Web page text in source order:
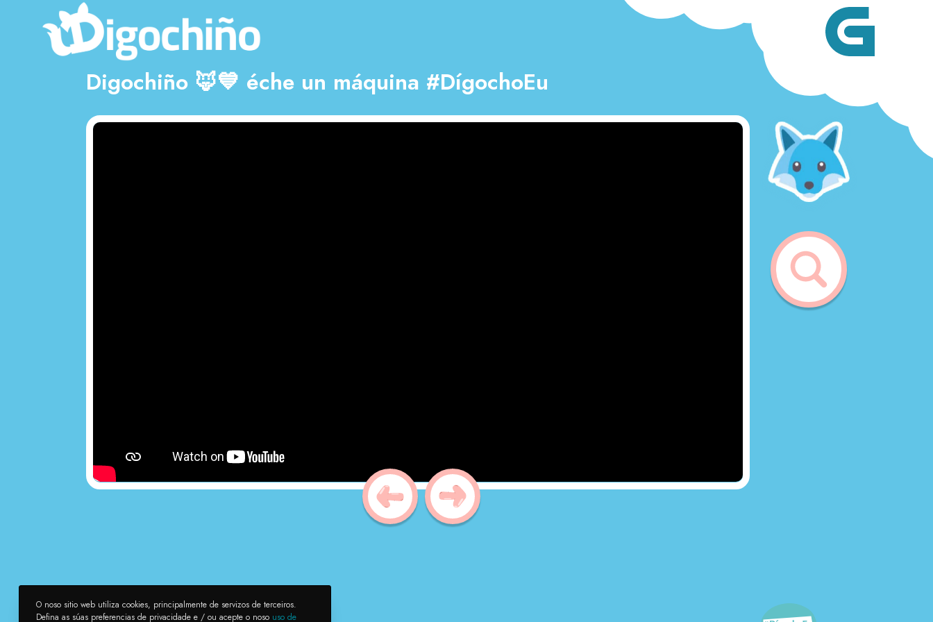
Digochiño 🦊💙 éche un máquina #DígochoEu
O noso sitio web utiliza cookies, principalmente de servizos de terceiros.
Defina as súas preferencias de privacidade e / ou acepte o noso uso de